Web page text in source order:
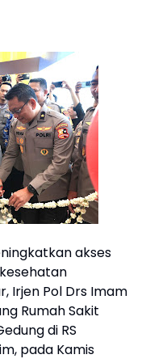
akses
Irjen Pol Drs Imam
Rumah Sakit
di RS
pada Kamis